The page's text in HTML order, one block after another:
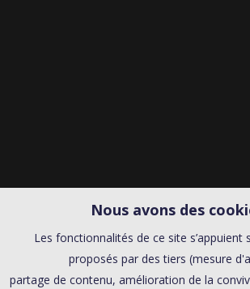
Nous avons des
Les fonctionnalités de ce site s’appuient
proposés par des tiers (mesure
partage de contenu, amélioration de la